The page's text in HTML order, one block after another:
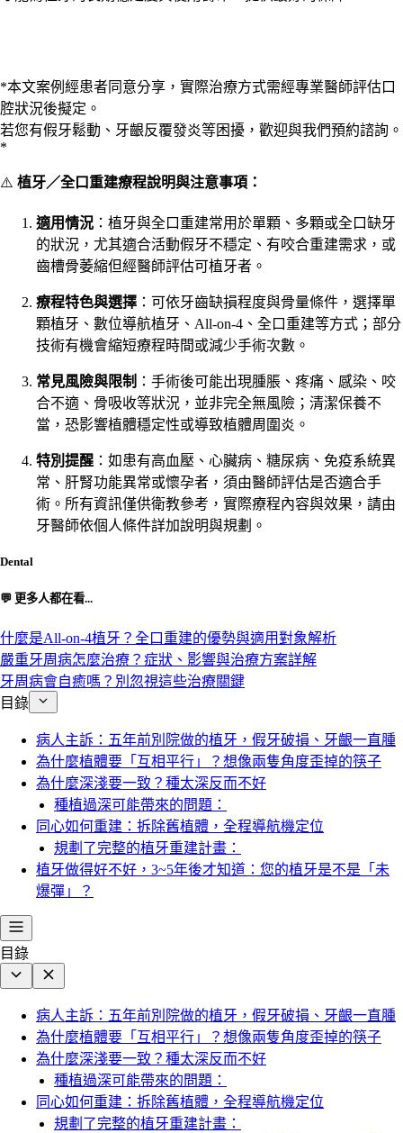
*本文案例經患者同意分享，實際治療方式需經專業醫師評估口
腔狀況後擬定。
若您有假牙鬆動、牙齦反覆發炎等困擾，歡迎與我們預約諮詢。
*
⚠️ 植牙／全口重建療程說明與注意事項：
適用情況 ：植牙與全口重建常用於單顆、多顆或全口缺牙
的狀況，尤其適合活動假牙不穩定、有咬合重建需求，或
齒槽骨萎縮但經醫師評估可植牙者。
療程特色與選擇 ：可依牙齒缺損程度與骨量條件，選擇單
顆植牙、數位導航植牙、All-on-4、全口重建等方式；部分
技術有機會縮短療程時間或減少手術次數。
常見風險與限制 ：手術後可能出現腫脹、疼痛、感染、咬
合不適、骨吸收等狀況，並非完全無風險；清潔保養不
當，恐影響植體穩定性或導致植體周圍炎。
特別提醒 ：如患有高血壓、心臟病、糖尿病、免疫系統異
常、肝腎功能異常或懷孕者，須由醫師評估是否適合手
術。所有資訊僅供衛教參考，實際療程內容與效果，請由
牙醫師依個人條件詳加說明與規劃。
Dental
💬 更多人都在看...
什麼是All-on-4植牙？全口重建的優勢與適用對象解析
嚴重牙周病怎麼治療？症狀、影響與治療方案詳解
牙周病會自癒嗎？別忽視這些治療關鍵
目錄
病人主訴：五年前別院做的植牙，假牙破損、牙齦一直腫
為什麼植體要「互相平行」？想像兩隻角度歪掉的筷子
為什麼深淺要一致？種太深反而不好
種植過深可能帶來的問題：
同心如何重建：拆除舊植體，全程導航機定位
規劃了完整的植牙重建計畫：
植牙做得好不好，3~5年後才知道：您的植牙是不是「未
爆彈」？
目錄
病人主訴：五年前別院做的植牙，假牙破損、牙齦一直腫
為什麼植體要「互相平行」？想像兩隻角度歪掉的筷子
為什麼深淺要一致？種太深反而不好
種植過深可能帶來的問題：
同心如何重建：拆除舊植體，全程導航機定位
規劃了完整的植牙重建計畫：